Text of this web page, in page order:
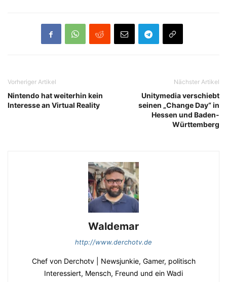
Vorheriger Artikel
Nintendo hat weiterhin kein
Interesse an Virtual Reality
Nächster Artikel
Unitymedia verschiebt
seinen „Change Day“ in
Hessen und Baden-
Württemberg
Waldemar
http://www.derchotv.de
Chef von Derchotv | Newsjunkie, Gamer, politisch
Interessiert, Mensch, Freund und ein Wadi